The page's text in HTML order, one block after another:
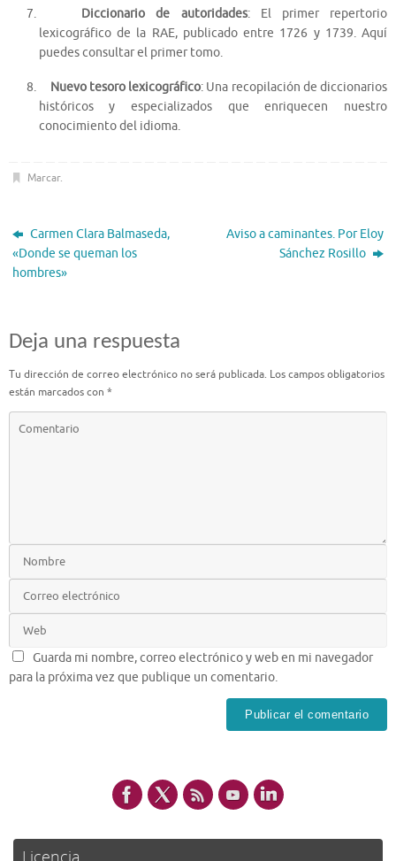
Diccionario de autoridades: El primer repertorio
lexicográfico de la RAE, publicado entre 1726 y 1739. Aquí
puedes consultar el primer tomo.
Nuevo tesoro lexicográfico: Una recopilación de diccionarios
históricos y especializados que enriquecen nuestro
conocimiento del idioma.
Marcar.
Carmen Clara Balmaseda,
«Donde se queman los
hombres»
Aviso a caminantes. Por Eloy
Sánchez Rosillo
Deja una respuesta
Tu dirección de correo electrónico no será publicada. Los campos obligatorios
están marcados con *
Guarda mi nombre, correo electrónico y web en mi navegador
para la próxima vez que publique un comentario.